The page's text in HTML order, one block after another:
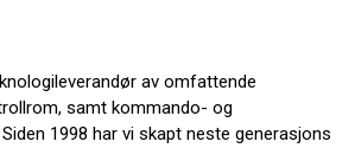
av omfattende
samt kommando- og
1998 har vi skapt neste generasjons